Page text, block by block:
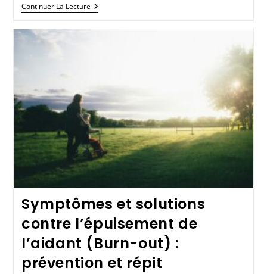
Continuer La Lecture
Symptômes et solutions
contre l’épuisement de
l’aidant (Burn-out) :
prévention et répit